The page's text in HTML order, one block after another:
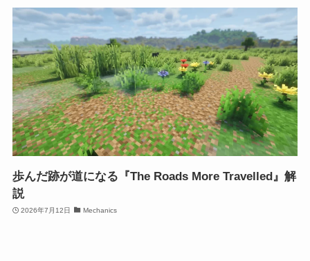
歩んだ跡が道になる『The Roads More Travelled』解
説
2026年7月12日 Mechanics